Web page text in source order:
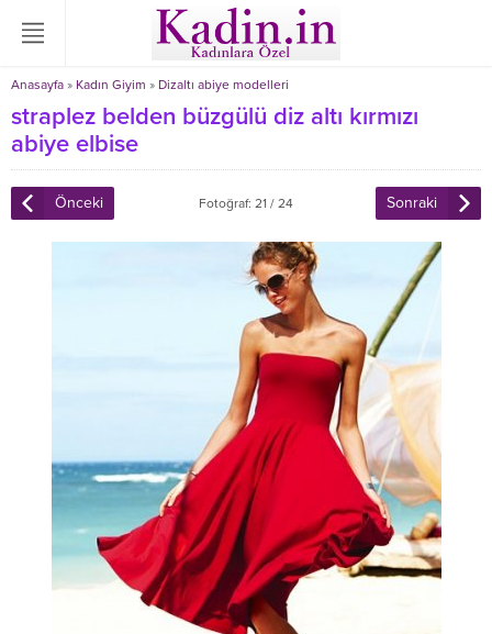
Anasayfa » Kadın Giyim » Dizaltı abiye modelleri
straplez belden büzgülü diz altı kırmızı
abiye elbise
Önceki Fotoğraf: 21 / 24 Sonraki